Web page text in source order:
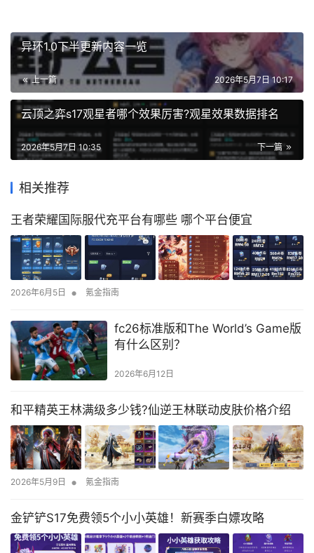
异环1.0下半更新内容一览
上一篇 2026年5月7日 10:17
云顶之弈s17观星者哪个效果厉害?观星效果数据排名
下一篇
2026年5月7日 10:35
相关推荐
王者荣耀国际服代充平台有哪些 哪个平台便宜
2026年6月5日 • 氪金指南
fc26标准版和The World’s Game版
有什么区别？
2026年6月12日
和平精英王林满级多少钱?仙逆王林联动皮肤价格介绍
2026年5月9日 • 氪金指南
金铲铲S17免费领5个小小英雄！新赛季白嫖攻略